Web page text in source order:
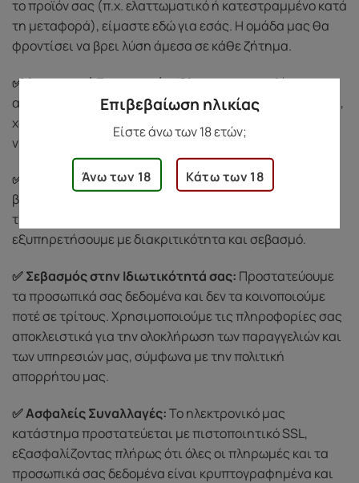
το προϊόν σας (π.χ. ελαττωματικό ή κατεστραμμένο κατά
τη μεταφορά), είμαστε εδώ για εσάς. Η ομάδα μας θα
φροντίσει να βρει λύση άμεσα σε κάθε ζήτημα.
✅ Διακριτική Συσκευασία:Όλες οι παραγγελίες
αποστέλλονται σε ουδέτερη και διακριτική συσκευασία,
χωρίς λογότυπα ή ενδείξεις περιεχομένου, για να
νιώσετε άνετα κατά την παραλαβή.
✅ Εξυπηρέτηση Πελατών:
Για οποιαδήποτε απορία ή
βοήθεια, μπορείτε να επικοινωνήσετε μαζί μας
τηλεφωνικά στο
εξυπηρετήσουμε με διακριτικότητα και σεβασμό.
✅ Σεβασμός στην Ιδιωτικότητά σας: Προστατεύουμε
τα προσωπικά σας δεδομένα και δεν τα κοινοποιούμε
ποτέ σε τρίτους. Χρησιμοποιούμε τις πληροφορίες σας
αποκλειστικά για την ολοκλήρωση των παραγγελιών και
των υπηρεσιών μας, σύμφωνα με την πολιτική
απορρήτου μας.
✅ Ασφαλείς Συναλλαγές:Το ηλεκτρονικό μας
κατάστημα προστατεύεται με πιστοποιητικό SSL,
εξασφαλίζοντας πλήρως ότι όλες οι πληρωμές και τα
προσωπικά σας δεδομένα είναι κρυπτογραφημένα και
Επιβεβαίωση ηλικίας
Είστε άνω των 18 ετών;
Άνω των 18 Κάτω των 18